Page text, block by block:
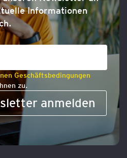
Informationen
Geschäftsbedingungen
zu.
anmelden